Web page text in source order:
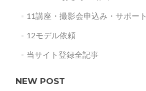
11講座・撮影会申込み・サポート
12モデル依頼
当サイト登録全記事
NEW POST